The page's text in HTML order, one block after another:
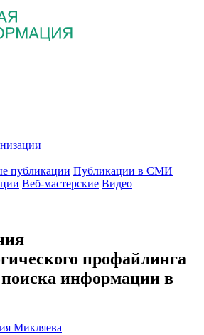
публикации Публикации в СМИ
Веб-мастерские Видео
профайлинга
информации в
Микляева